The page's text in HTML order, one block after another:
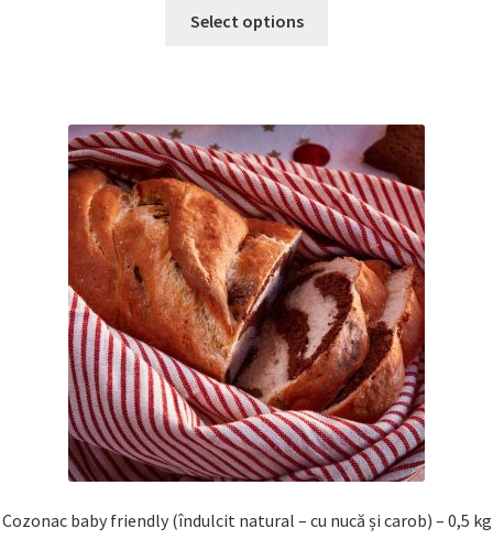
Select options
Cozonac baby friendly (îndulcit natural – cu nucă și carob) – 0,5 kg